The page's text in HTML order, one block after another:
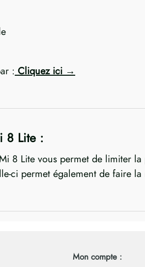
:Cliquez ici
8 Lite :
8 Lite vous permet de limiter
ci permet également de faire
Mon compte :